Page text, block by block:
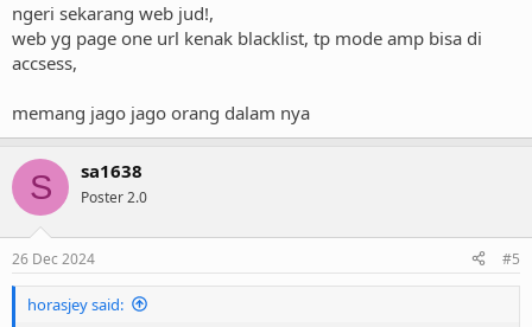
ngeri sekarang web jud!,
web yg page one url kenak blacklist, tp mode amp bisa di
accsess,
memang jago jago orang dalam nya
S sa1638
Poster 2.0
26 Dec 2024 #5
horasjey said: